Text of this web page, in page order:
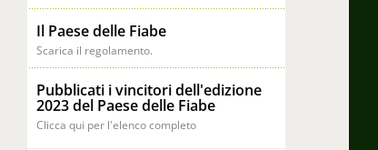
Il Paese delle Fiabe
Scarica il regolamento.
Pubblicati i vincitori dell'edizione
2023 del Paese delle Fiabe
Clicca qui per l'elenco completo